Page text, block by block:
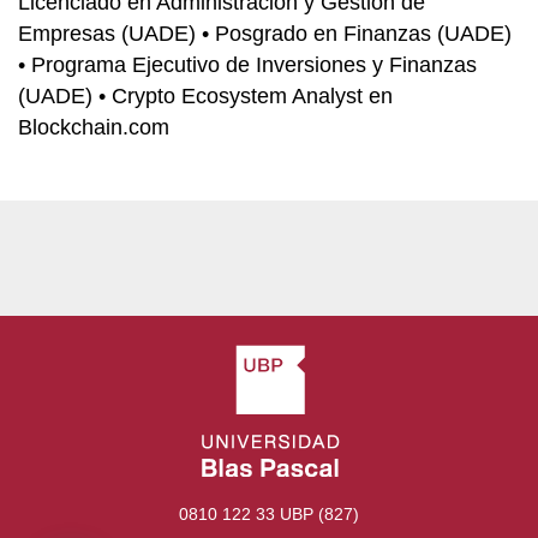
Empresas (UADE) • Posgrado en Finanzas (UADE)
• Programa Ejecutivo de Inversiones y Finanzas
(UADE) • Crypto Ecosystem Analyst en
Blockchain.com
0810 122 33 UBP (827)